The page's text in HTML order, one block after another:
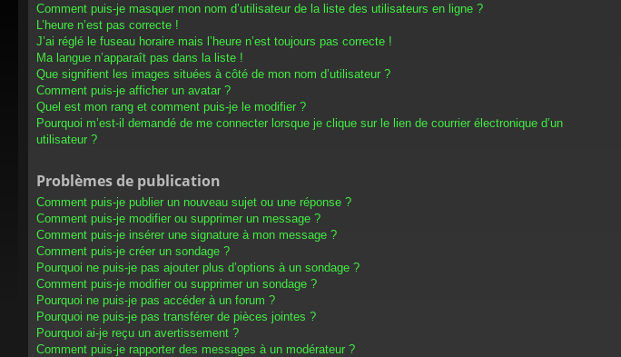
Comment puis-je masquer mon nom d’utilisateur de la liste des utilisateurs en ligne ?
L’heure n’est pas correcte !
J’ai réglé le fuseau horaire mais l’heure n’est toujours pas correcte !
Ma langue n’apparaît pas dans la liste !
Que signifient les images situées à côté de mon nom d’utilisateur ?
Comment puis-je afficher un avatar ?
Quel est mon rang et comment puis-je le modifier ?
Pourquoi m’est-il demandé de me connecter lorsque je clique sur le lien de courrier électronique d’un
utilisateur ?
Problèmes de publication
Comment puis-je publier un nouveau sujet ou une réponse ?
Comment puis-je modifier ou supprimer un message ?
Comment puis-je insérer une signature à mon message ?
Comment puis-je créer un sondage ?
Pourquoi ne puis-je pas ajouter plus d’options à un sondage ?
Comment puis-je modifier ou supprimer un sondage ?
Pourquoi ne puis-je pas accéder à un forum ?
Pourquoi ne puis-je pas transférer de pièces jointes ?
Pourquoi ai-je reçu un avertissement ?
Comment puis-je rapporter des messages à un modérateur ?